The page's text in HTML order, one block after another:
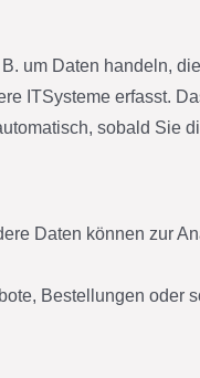
um Daten handeln,
ITSysteme erfasst.
sobald Sie
Daten können zur
Bestellungen oder